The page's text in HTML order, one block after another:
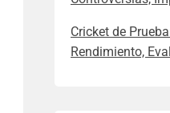
Cricket de
Rendimiento,